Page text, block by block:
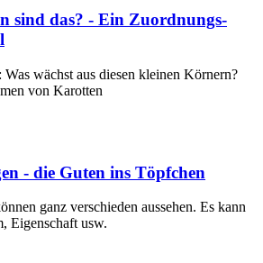
sind das? - Ein Zuordnungs-
wächst aus diesen kleinen Körnern?
von Karotten
- die Guten ins Töpfchen
ganz verschieden aussehen. Es kann
Eigenschaft usw.